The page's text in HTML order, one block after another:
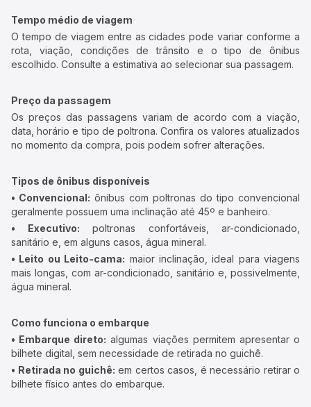
Tempo médio de viagem
O tempo de viagem entre as cidades pode variar conforme a
rota, viação, condições de trânsito e o tipo de ônibus
escolhido. Consulte a estimativa ao selecionar sua passagem.
Preço da passagem
Os preços das passagens variam de acordo com a viação,
data, horário e tipo de poltrona. Confira os valores atualizados
no momento da compra, pois podem sofrer alterações.
Tipos de ônibus disponíveis
• Convencional: ônibus com poltronas do tipo convencional
geralmente possuem uma inclinação até 45º e banheiro.
• Executivo: poltronas confortáveis, ar-condicionado,
sanitário e, em alguns casos, água mineral.
• Leito ou Leito-cama: maior inclinação, ideal para viagens
mais longas, com ar-condicionado, sanitário e, possivelmente,
água mineral.
Como funciona o embarque
• Embarque direto: algumas viações permitem apresentar o
bilhete digital, sem necessidade de retirada no guichê.
• Retirada no guichê: em certos casos, é necessário retirar o
bilhete físico antes do embarque.